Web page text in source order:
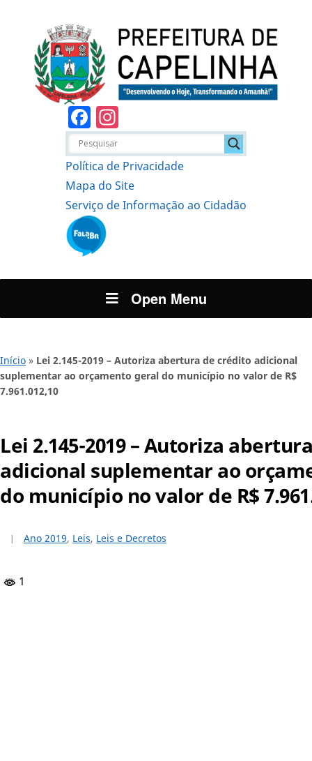
Facebook
Política de Privacidade
Mapa do Site
Serviço de Informação ao Cidadão
Open Menu
Início » Lei 2.145-2019 – Autoriza abertura de crédito adicional
suplementar ao orçamento geral do município no valor de R$
7.961.012,10
Lei 2.145-2019 – Autoriza
adicional suplementar ao
do município no valor de R$
Ano 2019, Leis, Leis e Decretos
1